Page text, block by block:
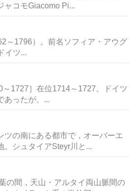
コモGiacomo Pi...
～1796）。前名ソフィア・アウグ
ツ...
1727］在位1714～1727。ドイツ
ったが、...
ツの南にある都市で，オーバーエ
シュタイアSteyr川と...
の間，天山・アルタイ両山脈間の